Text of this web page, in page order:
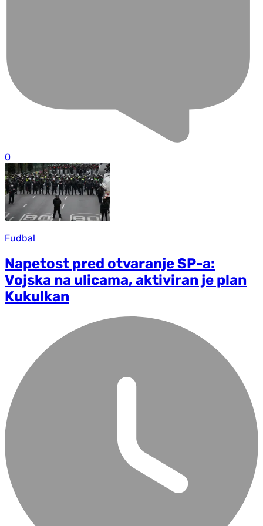
0
Fudbal
Napetost pred otvaranje SP-a:
Vojska na ulicama, aktiviran je plan
Kukulkan